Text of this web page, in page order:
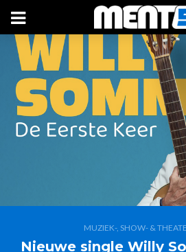
MUZIEK-, SHOW- &
Nieuwe single Willy